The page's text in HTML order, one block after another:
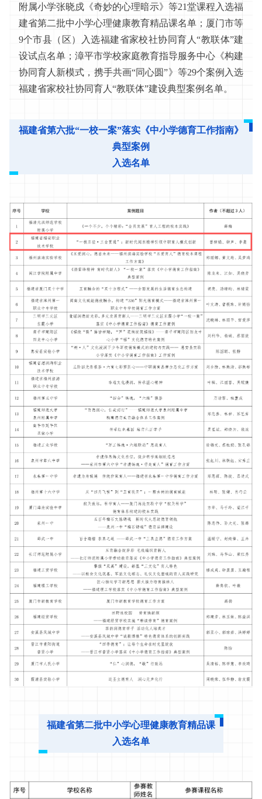
附属小学张晓戍《奇妙的心理暗示》等21堂课程入选福
建省第二批中小学心理健康教育精品课名单；厦门市等
9个市县（区）入选福建省家校社协同育人“教联体”建
设试点名单；漳平市学校家庭教育指导服务中心《构建
协同育人新模式，携手共画“同心圆”》等29个案例入选
福建省家校社协同育人“教联体”建设典型案例名单。
福建省第六批“一校一案”落实《中小学德育工作指南》
典型案例
入选名单
福建省第二批中小学心理健康教育精品课
入选名单